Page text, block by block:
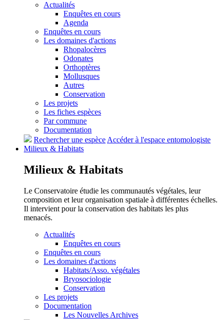
Actualités
Enquêtes en cours
Agenda
Enquêtes en cours
Les domaines d'actions
Rhopalocères
Odonates
Orthoptères
Mollusques
Autres
Conservation
Les projets
Les fiches espèces
Par commune
Documentation
Rechercher une espèce Accéder à l'espace entomologiste
Milieux & Habitats
Milieux & Habitats
Le Conservatoire étudie les communautés végétales, leur
composition et leur organisation spatiale à différentes échelles.
Il intervient pour la conservation des habitats les plus
menacés.
Actualités
Enquêtes en cours
Enquêtes en cours
Les domaines d'actions
Habitats/Asso. végétales
Bryosociologie
Conservation
Les projets
Documentation
Les Nouvelles Archives